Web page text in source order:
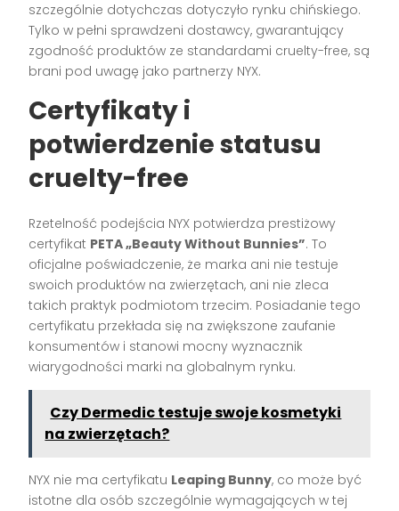
szczególnie dotychczas dotyczyło rynku chińskiego.
Tylko w pełni sprawdzeni dostawcy, gwarantujący
zgodność produktów ze standardami cruelty-free, są
brani pod uwagę jako partnerzy NYX.
Certyfikaty i
potwierdzenie statusu
cruelty-free
Rzetelność podejścia NYX potwierdza prestiżowy
certyfikat PETA „Beauty Without Bunnies”. To
oficjalne poświadczenie, że marka ani nie testuje
swoich produktów na zwierzętach, ani nie zleca
takich praktyk podmiotom trzecim. Posiadanie tego
certyfikatu przekłada się na zwiększone zaufanie
konsumentów i stanowi mocny wyznacznik
wiarygodności marki na globalnym rynku.
Czy Dermedic testuje swoje kosmetyki
na zwierzętach?
NYX nie ma certyfikatu Leaping Bunny, co może być
istotne dla osób szczególnie wymagających w tej